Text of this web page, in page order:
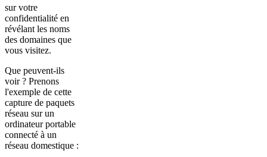
sur votre
confidentialité en
révélant les noms
des domaines que
vous visitez.
Que peuvent-ils
voir ? Prenons
l'exemple de cette
capture de paquets
réseau sur un
ordinateur portable
connecté à un
réseau domestique :